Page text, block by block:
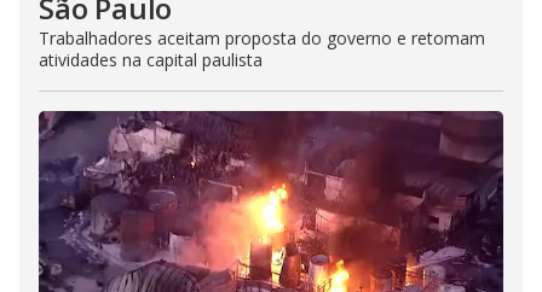
Trabalhadores aceitam proposta do governo e retomam
atividades na capital paulista